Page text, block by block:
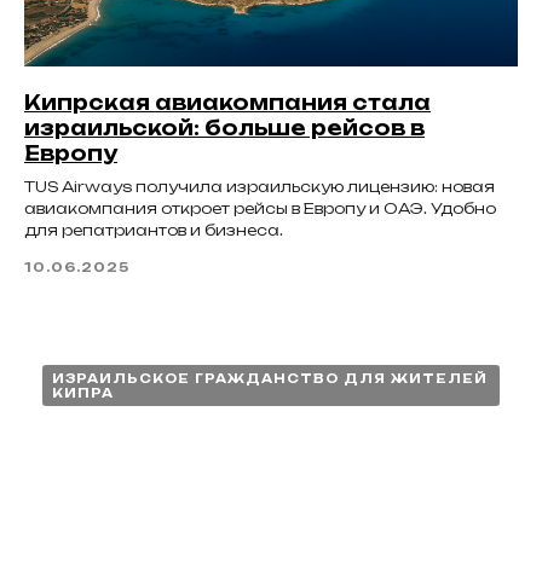
Кипрская авиакомпания стала
израильской: больше рейсов в
Европу
TUS Airways получила израильскую лицензию: новая
авиакомпания откроет рейсы в Европу и ОАЭ. Удобно
для репатриантов и бизнеса.
10.06.2025
ИЗРАИЛЬСКОЕ ГРАЖДАНСТВО ДЛЯ ЖИТЕЛЕЙ
КИПРА